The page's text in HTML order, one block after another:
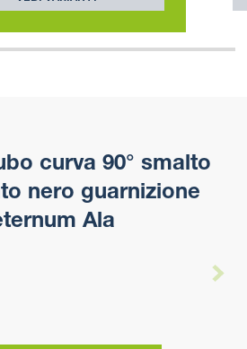
curva 90° smalto
nero guarnizione
Ala